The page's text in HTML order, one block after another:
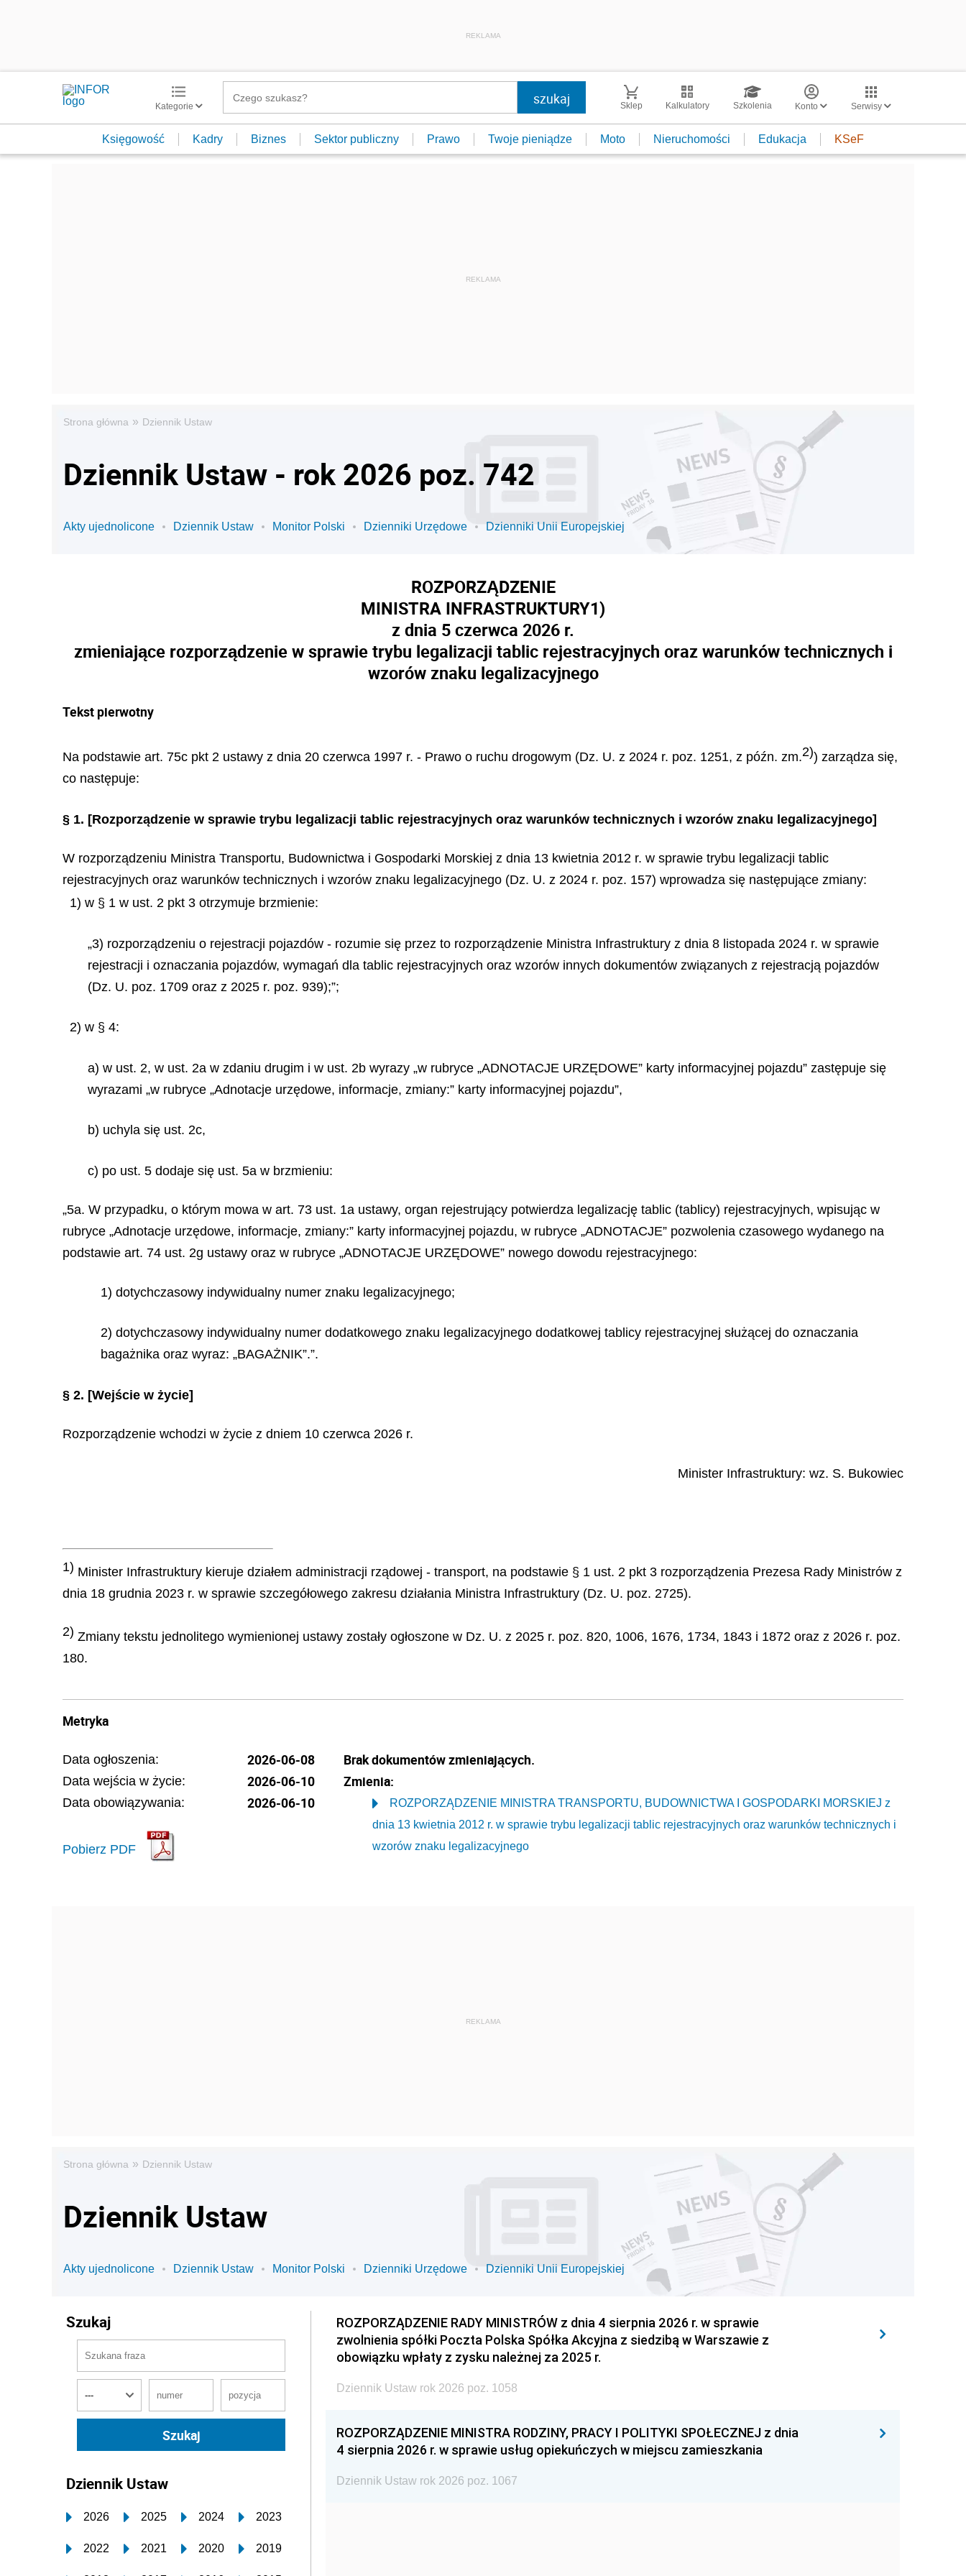
REKLAMA
Kategorie Sklep Kalkulatory Szkolenia Konto Serwisy
Księgowość Kadry Biznes Sektor publiczny Prawo Twoje pieniądze Moto Nieruchomości Edukacja KSeF
Strona główna » Dziennik Ustaw
Dziennik Ustaw - rok 2026 poz. 742
Akty ujednolicone Dziennik Ustaw Monitor Polski Dzienniki Urzędowe Dzienniki Unii Europejskiej
ROZPORZĄDZENIE
MINISTRA INFRASTRUKTURY1)
z dnia 5 czerwca 2026 r.
zmieniające rozporządzenie w sprawie trybu legalizacji tablic rejestracyjnych oraz warunków technicznych i
wzorów znaku legalizacyjnego
Tekst pierwotny
Na podstawie art. 75c pkt 2 ustawy z dnia 20 czerwca 1997 r. - Prawo o ruchu drogowym (Dz. U. z 2024 r. poz. 1251, z późn. zm.2)) zarządza się,
co następuje:
§ 1. [Rozporządzenie w sprawie trybu legalizacji tablic rejestracyjnych oraz warunków technicznych i wzorów znaku legalizacyjnego]
W rozporządzeniu Ministra Transportu, Budownictwa i Gospodarki Morskiej z dnia 13 kwietnia 2012 r. w sprawie trybu legalizacji tablic
rejestracyjnych oraz warunków technicznych i wzorów znaku legalizacyjnego (Dz. U. z 2024 r. poz. 157) wprowadza się następujące zmiany:
1) w § 1 w ust. 2 pkt 3 otrzymuje brzmienie:
„3) rozporządzeniu o rejestracji pojazdów - rozumie się przez to rozporządzenie Ministra Infrastruktury z dnia 8 listopada 2024 r. w sprawie
rejestracji i oznaczania pojazdów, wymagań dla tablic rejestracyjnych oraz wzorów innych dokumentów związanych z rejestracją pojazdów
(Dz. U. poz. 1709 oraz z 2025 r. poz. 939);”;
2) w § 4:
a) w ust. 2, w ust. 2a w zdaniu drugim i w ust. 2b wyrazy „w rubryce „ADNOTACJE URZĘDOWE” karty informacyjnej pojazdu” zastępuje się
wyrazami „w rubryce „Adnotacje urzędowe, informacje, zmiany:” karty informacyjnej pojazdu”,
b) uchyla się ust. 2c,
c) po ust. 5 dodaje się ust. 5a w brzmieniu:
„5a. W przypadku, o którym mowa w art. 73 ust. 1a ustawy, organ rejestrujący potwierdza legalizację tablic (tablicy) rejestracyjnych, wpisując w
rubryce „Adnotacje urzędowe, informacje, zmiany:” karty informacyjnej pojazdu, w rubryce „ADNOTACJE” pozwolenia czasowego wydanego na
podstawie art. 74 ust. 2g ustawy oraz w rubryce „ADNOTACJE URZĘDOWE” nowego dowodu rejestracyjnego:
1) dotychczasowy indywidualny numer znaku legalizacyjnego;
2) dotychczasowy indywidualny numer dodatkowego znaku legalizacyjnego dodatkowej tablicy rejestracyjnej służącej do oznaczania
bagażnika oraz wyraz: „BAGAŻNIK”.”.
§ 2. [Wejście w życie]
Rozporządzenie wchodzi w życie z dniem 10 czerwca 2026 r.
Minister Infrastruktury: wz. S. Bukowiec
1) Minister Infrastruktury kieruje działem administracji rządowej - transport, na podstawie § 1 ust. 2 pkt 3 rozporządzenia Prezesa Rady Ministrów z
dnia 18 grudnia 2023 r. w sprawie szczegółowego zakresu działania Ministra Infrastruktury (Dz. U. poz. 2725).
2) Zmiany tekstu jednolitego wymienionej ustawy zostały ogłoszone w Dz. U. z 2025 r. poz. 820, 1006, 1676, 1734, 1843 i 1872 oraz z 2026 r. poz.
180.
Metryka
Data ogłoszenia: 2026-06-08
Data wejścia w życie: 2026-06-10
Data obowiązywania: 2026-06-10
Pobierz PDF
Brak dokumentów zmieniających.
Zmienia:
ROZPORZĄDZENIE MINISTRA TRANSPORTU, BUDOWNICTWA I GOSPODARKI MORSKIEJ z
dnia 13 kwietnia 2012 r. w sprawie trybu legalizacji tablic rejestracyjnych oraz warunków technicznych i
wzorów znaku legalizacyjnego
Strona główna » Dziennik Ustaw
Dziennik Ustaw
Akty ujednolicone Dziennik Ustaw Monitor Polski Dzienniki Urzędowe Dzienniki Unii Europejskiej
Szukaj
Dziennik Ustaw
2026 2025 2024 2023
2022 2021 2020 2019
ROZPORZĄDZENIE RADY MINISTRÓW z dnia 4 sierpnia 2026 r. w sprawie
zwolnienia spółki Poczta Polska Spółka Akcyjna z siedzibą w Warszawie z
obowiązku wpłaty z zysku należnej za 2025 r.
Dziennik Ustaw rok 2026 poz. 1058
ROZPORZĄDZENIE MINISTRA RODZINY, PRACY I POLITYKI SPOŁECZNEJ z dnia
4 sierpnia 2026 r. w sprawie usług opiekuńczych w miejscu zamieszkania
Dziennik Ustaw rok 2026 poz. 1067